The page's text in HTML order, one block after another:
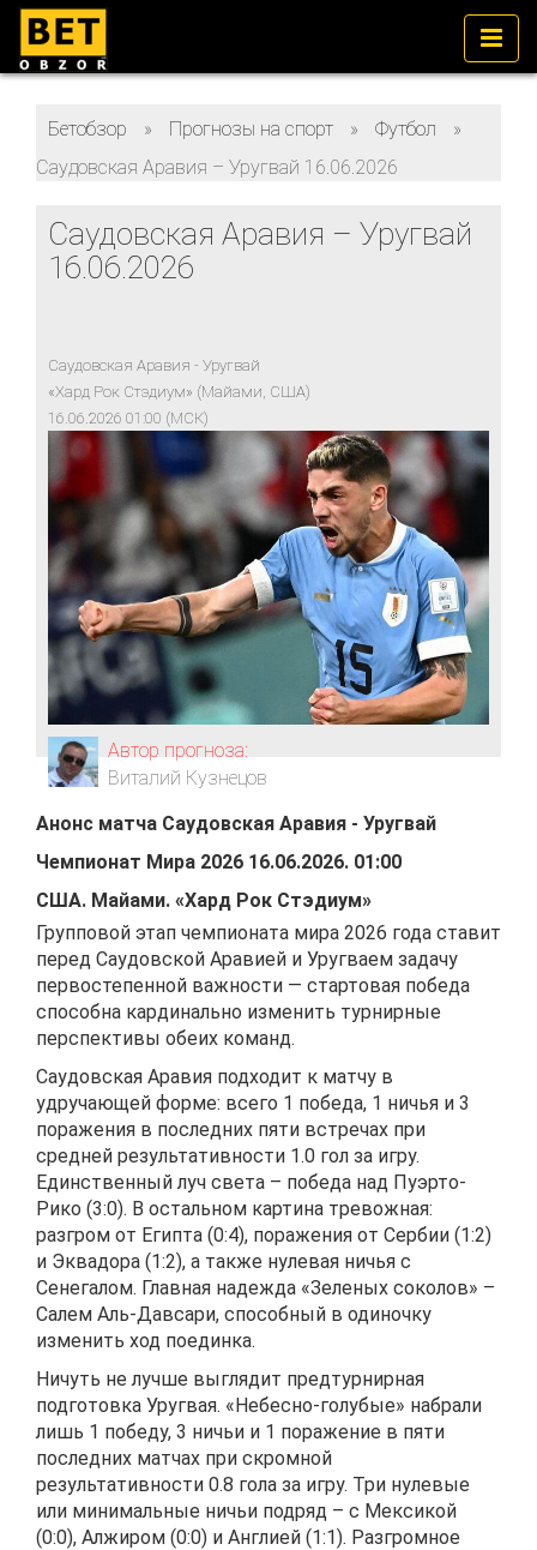
Бетобзор » Прогнозы на спорт » Футбол
»
Саудовская Аравия – Уругвай 16.06.2026
Саудовская Аравия – Уругвай
16.06.2026
Саудовская Аравия - Уругвай
«Хард Рок Стэдиум» (Майами, США)
16.06.2026 01:00 (МСК)
Автор прогноза:
Виталий Кузнецов
Групповой этап чемпионата мира 2026 года ставит
перед Саудовской Аравией и Уругваем задачу
первостепенной важности — стартовая победа
способна кардинально изменить турнирные
перспективы обеих команд.
Саудовская Аравия подходит к матчу в
удручающей форме: всего 1 победа, 1 ничья и 3
поражения в последних пяти встречах при
средней результативности 1.0 гол за игру.
Единственный луч света – победа над Пуэрто-
Рико (3:0). В остальном картина тревожная:
разгром от Египта (0:4), поражения от Сербии (1:2)
и Эквадора (1:2), а также нулевая ничья с
Сенегалом. Главная надежда «Зеленых соколов» –
Салем Аль-Давсари, способный в одиночку
изменить ход поединка.
Ничуть не лучше выглядит предтурнирная
подготовка Уругвая. «Небесно-голубые» набрали
лишь 1 победу, 3 ничьи и 1 поражение в пяти
последних матчах при скромной
результативности 0.8 гола за игру. Три нулевые
или минимальные ничьи подряд – с Мексикой
(0:0), Алжиром (0:0) и Англией (1:1). Разгромное
Анонс матча Саудовская Аравия - Уругвай
Чемпионат Мира 2026 16.06.2026. 01:00
США. Майами. «Хард Рок Стэдиум»